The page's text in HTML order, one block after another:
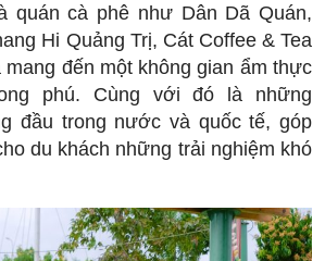
quán cà phê như Dân Dã Quán,
Hi Quảng Trị, Cát Coffee & Tea
mang đến một không gian ẩm thực
phú. Cùng với đó là những
đầu trong nước và quốc tế, góp
du khách những trải nghiệm khó